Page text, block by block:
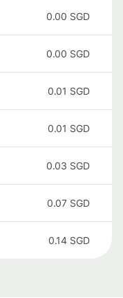
0.00 SGD
0.00 SGD
0.01 SGD
0.01 SGD
0.03 SGD
0.07 SGD
0.14 SGD